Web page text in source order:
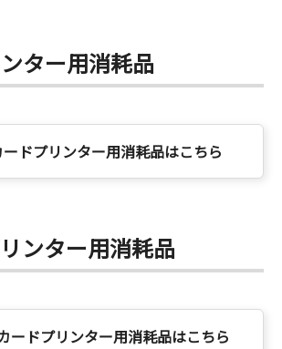
ター用消耗品
ドプリンター用消耗品はこちら
ンター用消耗品
ードプリンター用消耗品はこちら